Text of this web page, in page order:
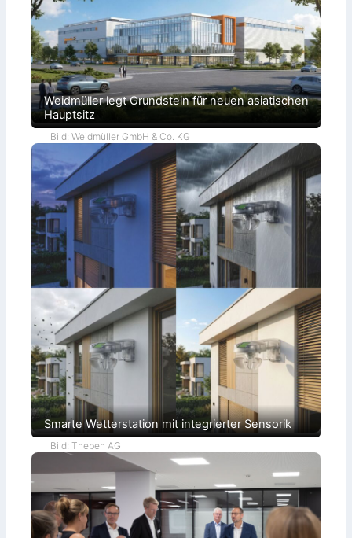
Weidmüller legt Grundstein für neuen asiatischen
Hauptsitz
Bild: Weidmüller GmbH & Co. KG
Smarte Wetterstation mit integrierter Sensorik
Bild: Theben AG